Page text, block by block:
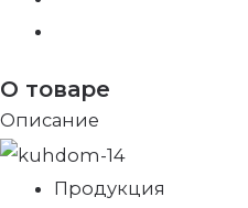
О товаре
Описание
Продукция